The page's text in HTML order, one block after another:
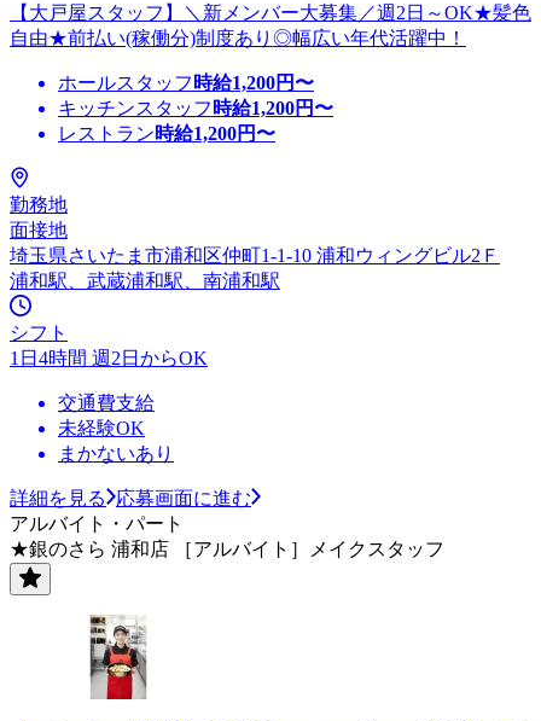
【大戸屋スタッフ】＼新メンバー大募集／週2日～OK★髪色
自由★前払い(稼働分)制度あり◎幅広い年代活躍中！
ホールスタッフ 時給1,200円〜
キッチンスタッフ 時給1,200円〜
レストラン時給1,200円〜
勤務地
面接地
埼玉県さいたま市浦和区仲町1-1-10 浦和ウィングビル2Ｆ
浦和駅、武蔵浦和駅、南浦和駅
シフト
1日4時間 週2日からOK
交通費支給
未経験OK
まかないあり
詳細を見る
応募画面に進む
アルバイト・パート
★銀のさら 浦和店 ［アルバイト］メイクスタッフ